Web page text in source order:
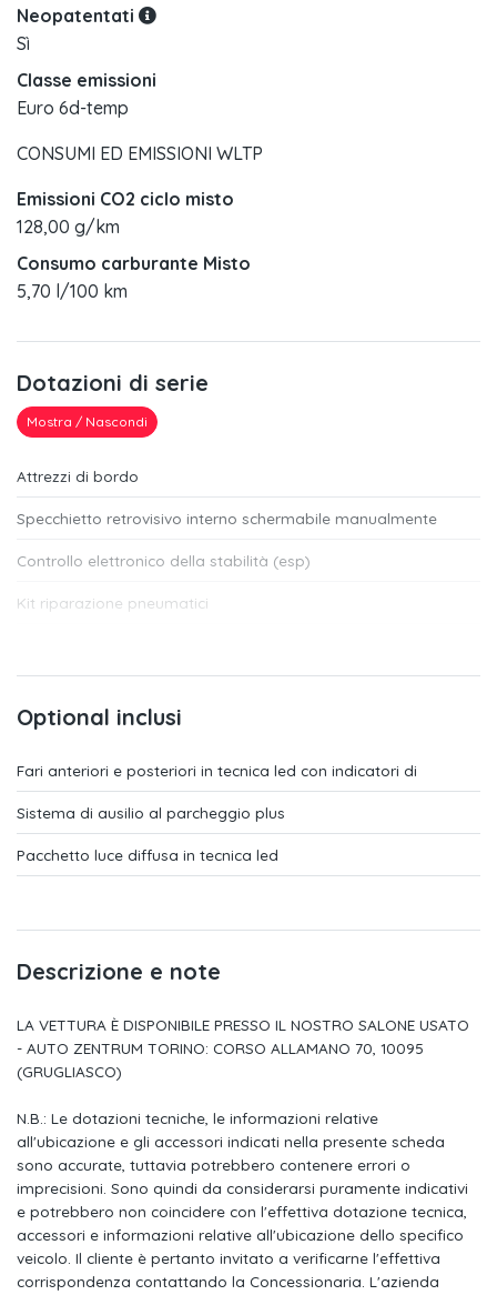
Neopatentati
Sì
Classe emissioni
Euro 6d-temp
CONSUMI ED EMISSIONI WLTP
Emissioni CO2 ciclo misto
128,00 g/km
Consumo carburante Misto
5,70 l/100 km
Dotazioni di serie
Mostra / Nascondi
Attrezzi di bordo
Specchietto retrovisivo interno schermabile manualmente
Controllo elettronico della stabilità (esp)
Kit riparazione pneumatici
Regolazione manuale dei sedili
Appoggiabraccia centrale anteriore
Cielo vettura in tessuto grigio titanio
Tappetini anteriori
Climatizzatore automatico
riscaldabile
Materiali di pronto soccorso e triangolo di emergenza
Dettagli in nero
Inserto al cruscotto verniciato in color nero con trama
Interni in look alluminio
Listelli in alluminio
Optional inclusi
Fari anteriori e posteriori in tecnica led con indicatori di
Sistema di ausilio al parcheggio plus
Pacchetto luce diffusa in tecnica led
Descrizione e note
LA VETTURA È DISPONIBILE PRESSO IL NOSTRO SALONE USATO
- AUTO ZENTRUM TORINO: CORSO ALLAMANO 70, 10095
(GRUGLIASCO)
N.B.: Le dotazioni tecniche, le informazioni relative
all'ubicazione e gli accessori indicati nella presente scheda
sono accurate, tuttavia potrebbero contenere errori o
imprecisioni. Sono quindi da considerarsi puramente indicativi
e potrebbero non coincidere con l'effettiva dotazione tecnica,
accessori e informazioni relative all'ubicazione dello specifico
veicolo. Il cliente è pertanto invitato a verificarne l'effettiva
corrispondenza contattando la Concessionaria. L'azienda